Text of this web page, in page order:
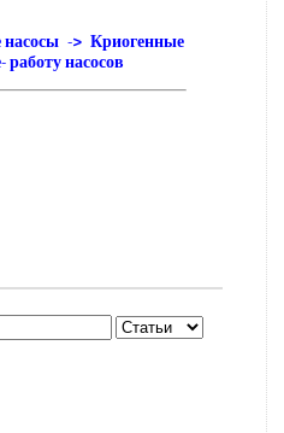
насосы -> Криогенные
насосов